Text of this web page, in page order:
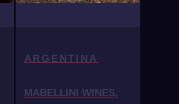
ARGENTINA
MABELLINI WINES,